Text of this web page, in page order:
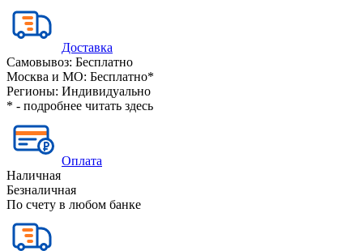
Доставка
Самовывоз: Бесплатно
Москва и МО: Бесплатно*
Регионы: Индивидуально
* - подробнее читать здесь
Оплата
Наличная
Безналичная
По счету в любом банке